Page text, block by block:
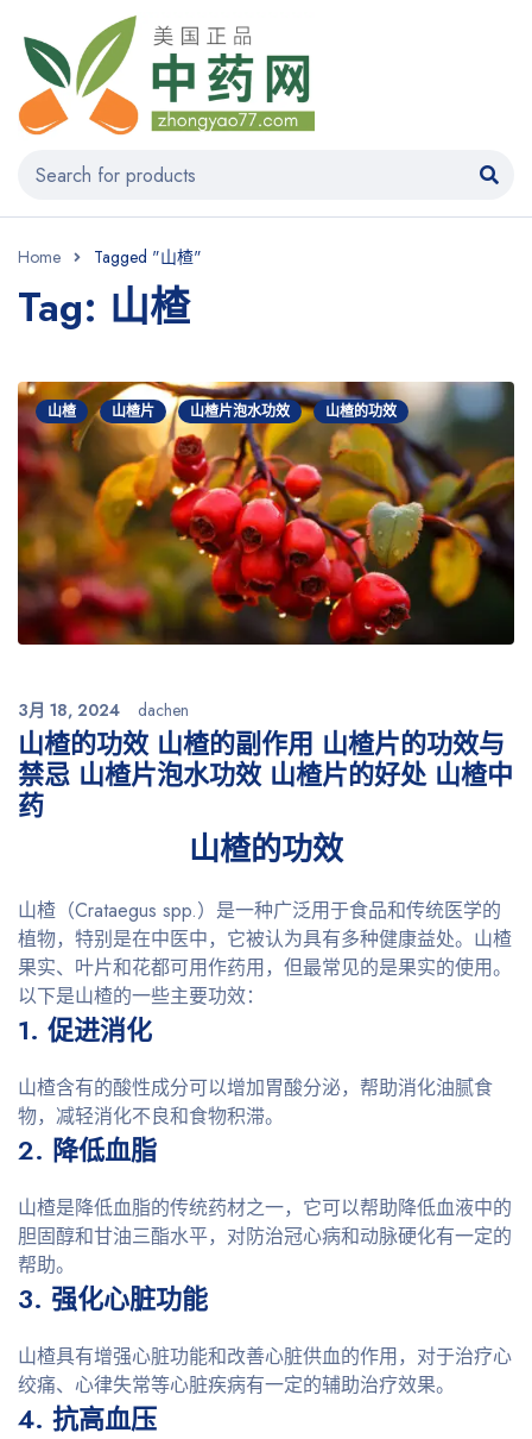
Home Tagged "山楂"
Tag: 山楂
山楂 山楂片 山楂片泡水功效 山楂的功效
3月 18, 2024 dachen
山楂的功效 山楂的副作用 山楂片的功效与
禁忌 山楂片泡水功效 山楂片的好处 山楂中
药
山楂的功效
山楂（Crataegus spp.）是一种广泛用于食品和传统医学的
植物，特别是在中医中，它被认为具有多种健康益处。山楂
果实、叶片和花都可用作药用，但最常见的是果实的使用。
以下是山楂的一些主要功效：
1. 促进消化
山楂含有的酸性成分可以增加胃酸分泌，帮助消化油腻食
物，减轻消化不良和食物积滞。
2. 降低血脂
山楂是降低血脂的传统药材之一，它可以帮助降低血液中的
胆固醇和甘油三酯水平，对防治冠心病和动脉硬化有一定的
帮助。
3. 强化心脏功能
山楂具有增强心脏功能和改善心脏供血的作用，对于治疗心
绞痛、心律失常等心脏疾病有一定的辅助治疗效果。
4. 抗高血压